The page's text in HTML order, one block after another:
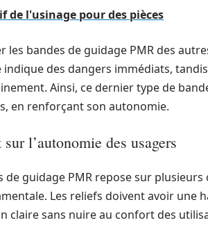
de l'usinage pour des pièces
bandes de guidage PMR des
indique des dangers immédiats,
Ainsi, ce dernier type de
en renforçant son autonomie.
l’autonomie des usagers
guidage PMR repose sur plusieurs
Les reliefs doivent avoir une
claire sans nuire au confort des